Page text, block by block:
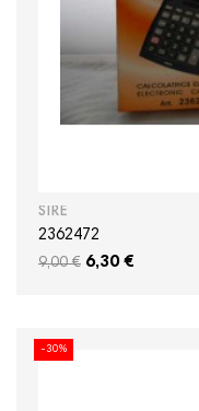
SIRE
2362472
9,00 € 6,30 €
-30%